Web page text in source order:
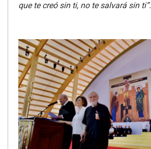
que te creó sin ti, no te salvará sin ti”.